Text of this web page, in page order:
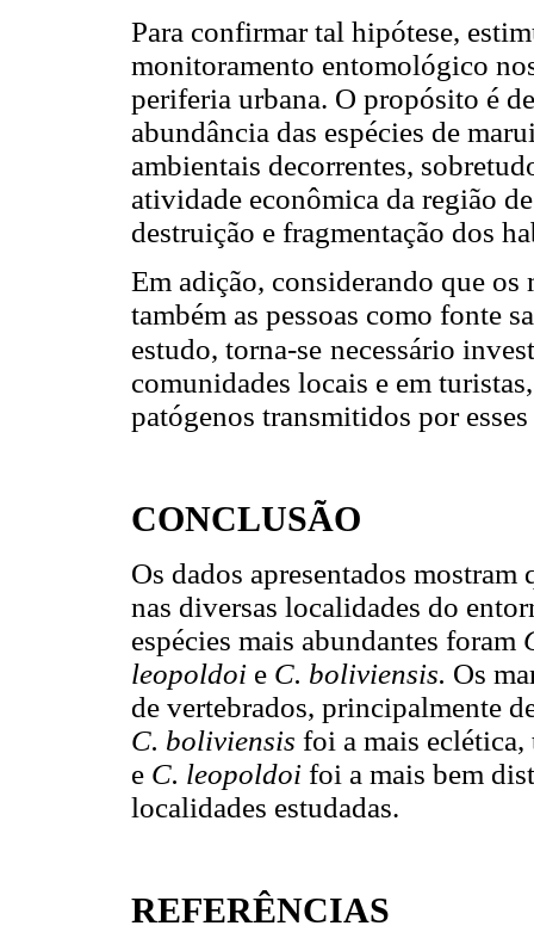
Para confirmar tal hipótese,
monitoramento entomológico
periferia urbana. O propósito é
abundância das espécies de
ambientais decorrentes,
atividade econômica da região
destruição e fragmentação dos
Em adição, considerando que os
também as pessoas como fonte
estudo, torna-se necessário
comunidades locais e em
patógenos transmitidos por
CONCLUSÃO
Os dados apresentados
nas diversas localidades do
espécies mais abundantes foram
leopoldoi e C. boliviensis. Os
de vertebrados, principalmente
C. boliviensis foi a mais
e C. leopoldoi foi a mais bem
localidades estudadas.
REFERÊNCIAS